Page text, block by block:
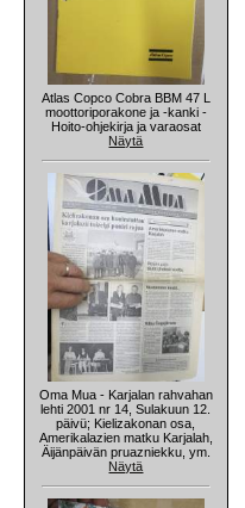
Atlas Copco Cobra BBM 47 L
moottoriporakone ja -kanki -
Hoito-ohjekirja ja varaosat
Näytä
Oma Mua - Karjalan rahvahan
lehti 2001 nr 14, Sulakuun 12.
päivü; Kielizakonan osa,
Amerikalazien matku Karjalah,
Äijänpäivän pruazniekku, ym.
Näytä